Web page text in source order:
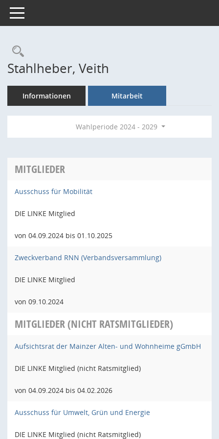
Toggle navigation
Rechercheauswahl
Stahlheber, Veith
Informationen Mitarbeit
Wahlperiode 2024 - 2029
MITGLIEDER
Ausschuss für Mobilität
DIE LINKE Mitglied
von 04.09.2024 bis 01.10.2025
Zweckverband RNN (Verbandsversammlung)
DIE LINKE Mitglied
von 09.10.2024
MITGLIEDER (NICHT RATSMITGLIEDER)
Aufsichtsrat der Mainzer Alten- und Wohnheime gGmbH
DIE LINKE Mitglied (nicht Ratsmitglied)
von 04.09.2024 bis 04.02.2026
Ausschuss für Umwelt, Grün und Energie
DIE LINKE Mitglied (nicht Ratsmitglied)